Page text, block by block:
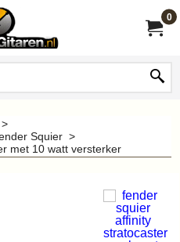
0
>
Squier >
met 10 watt versterker